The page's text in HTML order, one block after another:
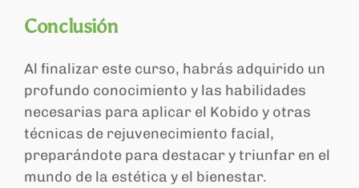
Conclusión
Al finalizar este curso, habrás adquirido un
profundo conocimiento y las habilidades
necesarias para aplicar el Kobido y otras
técnicas de rejuvenecimiento facial,
preparándote para destacar y triunfar en el
mundo de la estética y el bienestar.